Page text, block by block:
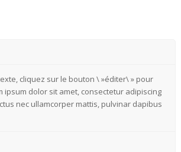
cliquez sur le bouton \ »éditer\ » pour
ipsum dolor sit amet, consectetur adipiscing
nec ullamcorper mattis, pulvinar dapibus